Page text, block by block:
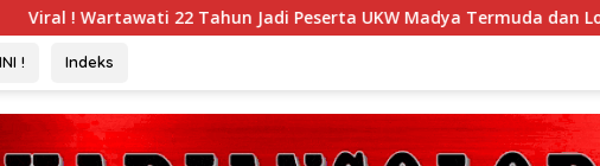
Peserta UKW Madya Termuda dan Lolos Kompeten, Buktikan Usia
! Indeks